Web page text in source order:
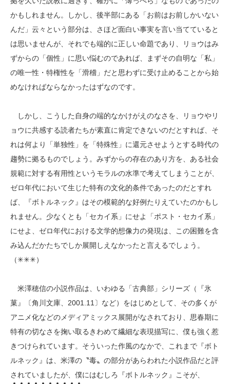
かもしれません。しかし、後半部にある「お前はお前しかいない
んだ」云々という部分は、さほど面白い事実を言い当てていると
は思いませんが、それでも端的に正しい命題であり、リョウはみ
ずからの「個性」に思い悩むのであれば、まずその自明な「私」
の唯一性・特権性を「滑稽」だと思わずに受け止めることから始
めなければならなかったはずなのです。
しかし、こうした自身の端的なかけがえのなさを、リョウやリ
ョウに共感する読者たちが素直に肯定できないのだとすれば、そ
れは何より「単独性」を「特殊性」に還元させようとする時代の
趨勢に拠るものでしょう。みずからの存在のあり方を、ある社会
規範に対する有用性というモラルの水準で考えてしまうことが、
ゼロ年代において生じた特有の文化的条件であったのだとすれ
ば、『ボトルネック』はその模範的な好例たりえていたのかもし
れません。少なくとも「セカイ系」にせよ「ポスト・セカイ系」
にせよ、ゼロ年代における文学的想像力の発現は、この困難を含
み込んだかたちでしか展開しえなかったと言えるでしょう。
（✳✳✳）
米澤穂信の小説作品は、いわゆる「古典部」シリーズ（『氷
菓』〔角川文庫、2001.11〕など）をはじめとして、その多くが
アニメ化などのメディアミックス展開がなされており、思春期に
特有の切なさを掬い取るきわめて繊細な表現描写に、僕も強く惹
きつけられています。そういった作風のなかで、これまで『ボト
ルネック』は、米澤の〝毒〟の部分があらわれた小説作品だと評
されていましたが、僕にはむしろ『ボトルネック』こそが、